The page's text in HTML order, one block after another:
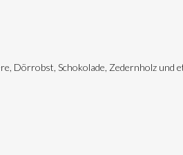
Dörrobst, Schokolade, Zedernholz und